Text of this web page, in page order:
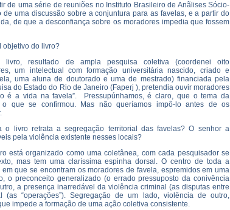
de uma série de reuniões no Instituto Brasileiro de Anãlises Sócio-
de uma discussão sobre a conjuntura para as favelas, e a partir do
de que a desconfiança sobre os moradores impedia que fossem
objetivo do livro?
livro, resultado de ampla pesquisa coletiva (coordenei oito
um intelectual com formação universitária nascido, criado e
uma aluna de doutorado e uma de mestrado) financiada pela
do Estado do Rio de Janeiro (Faperj ), pretendia ouvir moradores
é a vida na favela”. Pressupúnhamos, é claro, que o tema da
o que se confirmou. Mas não queríamos impô-lo antes de os
o livro retrata a segregação territorial das favelas? O senhor a
pela violência existente nesses locais?
está organizado como uma coletânea, com cada pesquisador se
mas tem uma claríssima espinha dorsal. O centro de toda a
que se encontram os moradores de favela, espremidos em uma
o preconceito generalizado (o errado pressuposto da conivência
a presença inarredável da violência criminal (as disputas entre
“operações”). Segregação de um lado, violência de outro,
impede a formação de uma ação coletiva consistente.